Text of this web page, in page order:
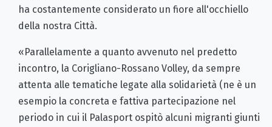
ha costantemente considerato un fiore all'occhiello
della nostra Città.
«Parallelamente a quanto avvenuto nel predetto
incontro, la Corigliano-Rossano Volley, da sempre
attenta alle tematiche legate alla solidarietà (ne è un
esempio la concreta e fattiva partecipazione nel
periodo in cui il Palasport ospitò alcuni migranti giunti